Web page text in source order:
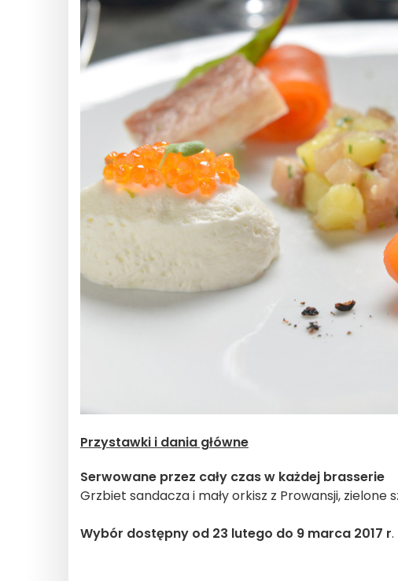
Przystawki i dania główne
Serwowane przez cały czas w każdej brasserie
Grzbiet sandacza i mały orkisz z Prowansji,
Wybór dostępny od 23 lutego do 9 marca 2017 r.